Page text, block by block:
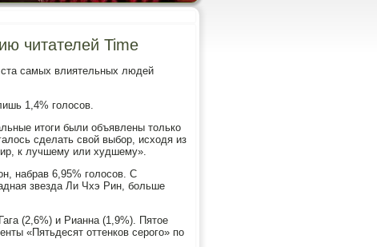
читателей Time
ста самых влиятельных людей
1,4% голосов.
итоги были объявлены только
сделать свой выбор, исходя из
к лучшему или худшему».
набрав 6,95% голосов. С
звезда Ли Чхэ Рин, больше
(2,6%) и Рианна (1,9%). Пятое
«Пятьдесят оттенков серого» по